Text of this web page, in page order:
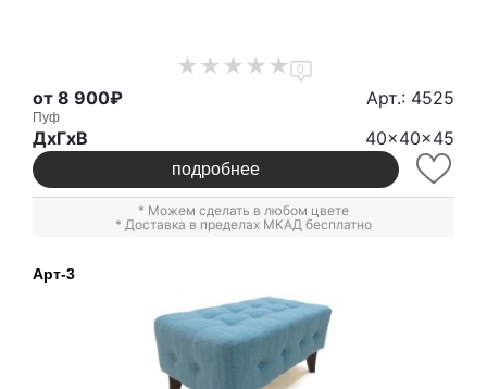
0
от 8 900₽ Арт.: 4525
Пуф
ДxГxВ 40x40x45
подробнее
* Можем сделать в любом цвете
* Доставка в пределах МКАД бесплатно
Арт-3